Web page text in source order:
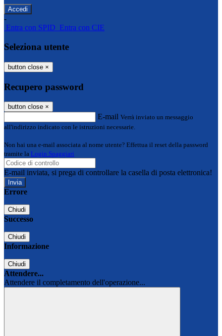
-
Entra con SPID Entra con CIE
Seleziona utente
button close ×
Recupero password
button close ×
E-mail Verrà inviato un messaggio
all'indirizzo indicato con le istruzioni necessarie.
Non hai una e-mail associata al nome utente? Effettua il reset della password
tramite la Login Spaggiari
E-mail inviata, si prega di controllare la casella di posta elettronica!
Errore
Chiudi
Successo
Chiudi
Informazione
Chiudi
Attendere...
Attendere il completamento dell'operazione...